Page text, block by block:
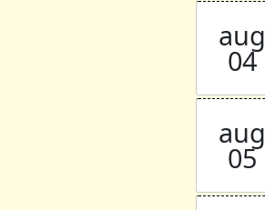
aug
04
aug
05